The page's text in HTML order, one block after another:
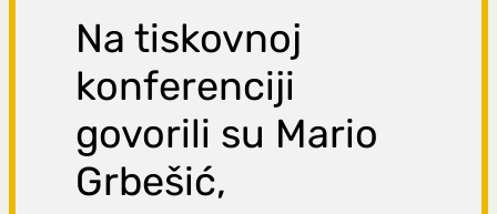
Na tiskovnoj
konferenciji
govorili su Mario
Grbešić,